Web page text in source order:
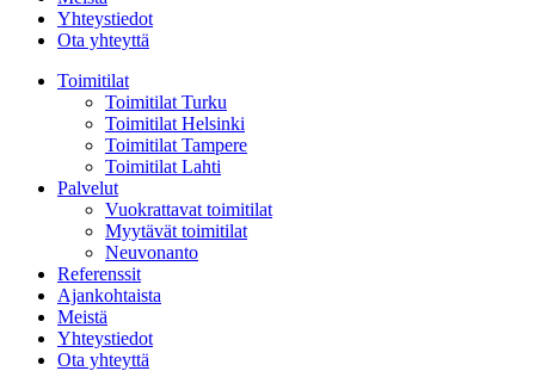
Yhteystiedot
Ota yhteyttä
Toimitilat
Toimitilat Turku
Toimitilat Helsinki
Toimitilat Tampere
Toimitilat Lahti
Palvelut
Vuokrattavat toimitilat
Myytävät toimitilat
Neuvonanto
Referenssit
Ajankohtaista
Meistä
Yhteystiedot
Ota yhteyttä